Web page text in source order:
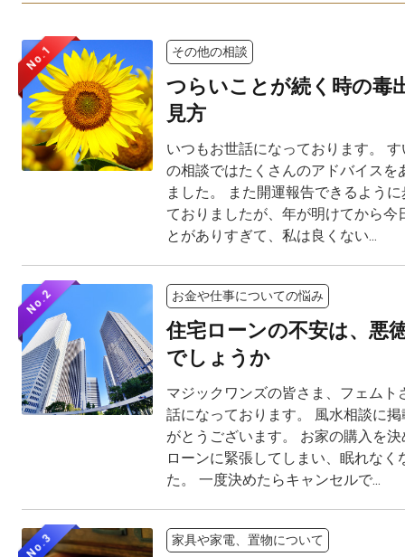
No.1 その他の相談
つらいことが続く時の毒
見方
いつもお世話になっております。
の相談ではたくさんのアドバイスを
ました。 また開運報告できるよう
ておりましたが、年が明けてから今
とがありすぎて、私は良くない...
No.2 お金や仕事についての悩み
住宅ローンの不安は、悪
でしょうか
マジックワンズの皆さま、フェムト
話になっております。 風水相談に
がとうございます。 お家の購入を
ローンに緊張してしまい、眠れなく
た。 一度決めたらキャンセルで...
No.3 家具や家電、置物について